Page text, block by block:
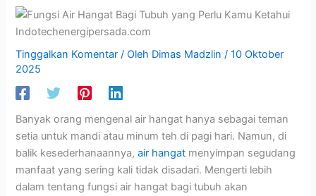
Tinggalkan Komentar / Oleh Dimas Madzlin/10 Oktober
2025
Banyak orang mengenal air hangat hanya sebagai teman
setia untuk mandi atau minum teh di pagi hari. Namun, di
balik kesederhanaannya,air hangat menyimpan segudang
manfaat yang sering kali tidak disadari. Mengerti lebih
dalam tentang fungsi air hangat bagi tubuh akan